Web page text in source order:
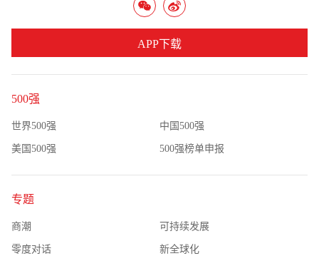
500强
世界500强 中国500强
美国500强 500强榜单申报
专题
商潮 可持续发展
零度对话 新全球化
APP下载